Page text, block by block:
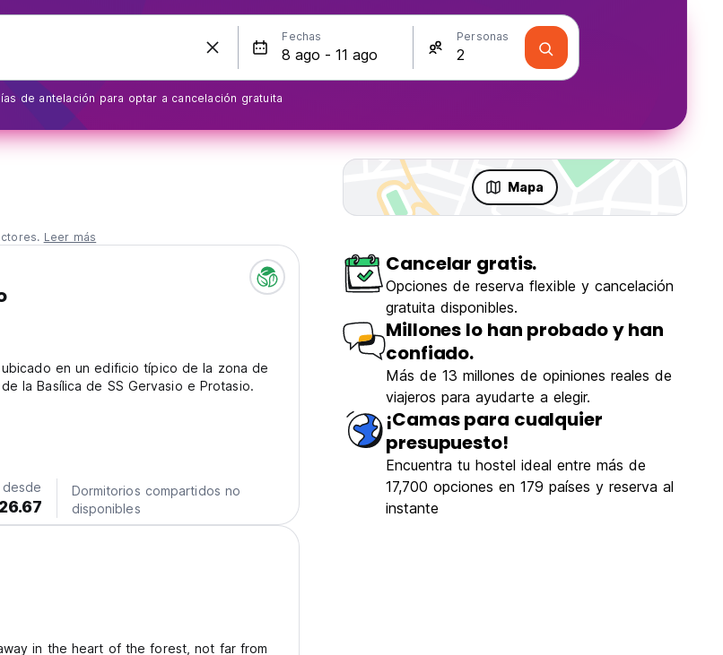
Fechas Personas
de antelación para optar a cancelación gratuita
Mapa
Leer más
en un edificio típico de la zona de
la Basílica de SS Gervasio e Protasio.
desde
Dormitorios compartidos no
disponibles
in the heart of the forest, not far from
Cancelar gratis.
Opciones de reserva flexible y cancelación
gratuita disponibles.
Millones lo han probado y han
confiado.
Más de 13 millones de opiniones reales de
viajeros para ayudarte a elegir.
¡Camas para cualquier
presupuesto!
Encuentra tu hostel ideal entre más de
17,700 opciones en 179 países y reserva al
instante